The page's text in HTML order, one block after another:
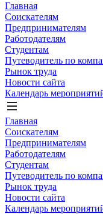
Главная
Соискателям
Предпринимателям
Работодателям
Студентам
Путеводитель по
Рынок труда
Новости сайта
Календарь
Главная
Соискателям
Предпринимателям
Работодателям
Студентам
Путеводитель по
Рынок труда
Новости сайта
Календарь